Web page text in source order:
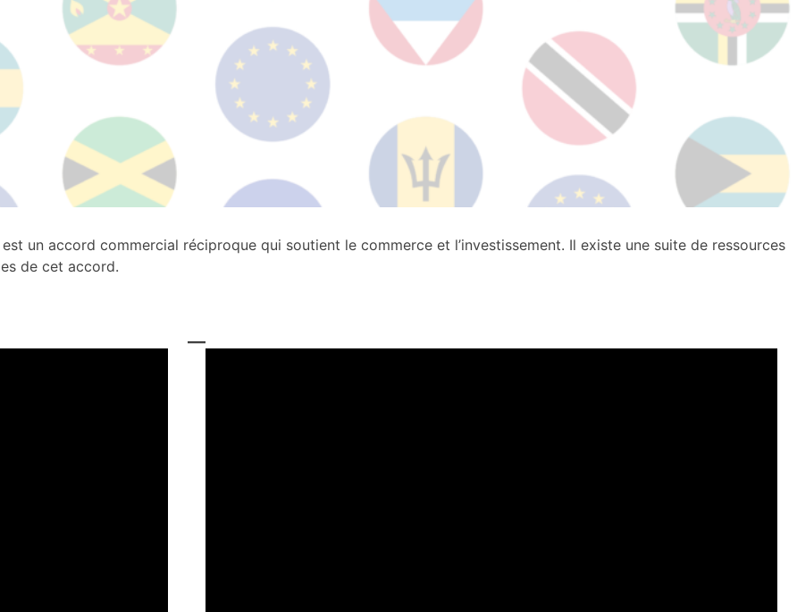
un accord commercial réciproque qui soutient le commerce et l’investissement. Il existe une suite de ressources
de cet accord.